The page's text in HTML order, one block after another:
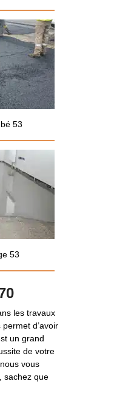
53
53
les travaux
d’avoir
un grand
de votre
vous
sachez que